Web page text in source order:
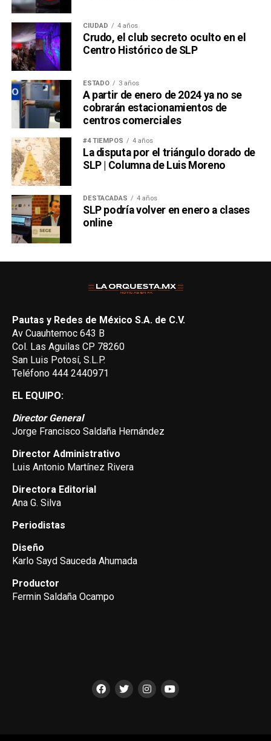
CIUDAD 4 años
Crudo, el club secreto oculto en el
Centro Histórico de SLP
ESTADO 3 años
A partir de enero de 2024 ya no se
cobrarán estacionamientos de
centros comerciales
#4 TIEMPOS 4 años
La disputa por el triángulo dorado de
SLP | Columna de Luis Moreno
DESTACADAS 4 años
SLP podría volver en enero a clases
online
Pautas y Redes de México S.A. de C.V.
Av Cuauhtemoc 643 B
Col. Las Aguilas CP 78260
San Luis Potosí, S.L.P.
Teléfono 444 2440971
EL EQUIPO:
Director General
Jorge Francisco Saldaña Hernández
Director Administrativo
Luis Antonio Martínez Rivera
Directora Editorial
Ana G. Silva
Periodistas
Diseño
Karlo Sayd Sauceda Ahumada
Productor
Fermin Saldaña Ocampo